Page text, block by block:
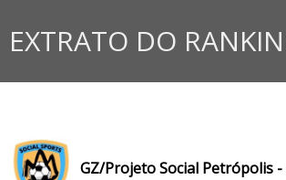
EXTRATO DO
GZ/Projeto Social Petrópolis -